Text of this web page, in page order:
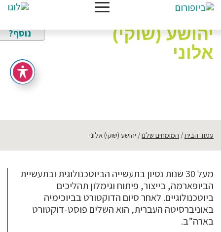
צריכים
נוסף?
יהושע (שוקי)
אלוני
עמוד הבית המומחים שלנו יהושע (שוקי) אלוני
מעל 30 שנות נסיון בתעשייה הביוטכנולוגית ובתעשיית
הביופארמה, בייצור, פיתוח וגימלון תהליכים
ביוטכנולוגיים. לאחר סיום הדוקטורט בביוכימיה
באוניברסיטה העברית, הוא השלים פוסט-דוקטורט
בארה”ב.